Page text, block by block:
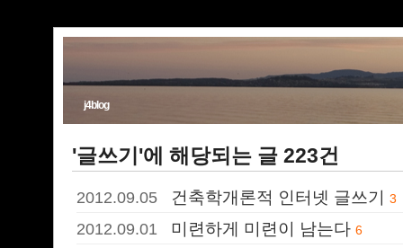
j4blog
'글쓰기'에 해당되는 글 223건
2012.09.05 건축학개론적 인터넷 글쓰기 3
2012.09.01 미련하게 미련이 남는다 6